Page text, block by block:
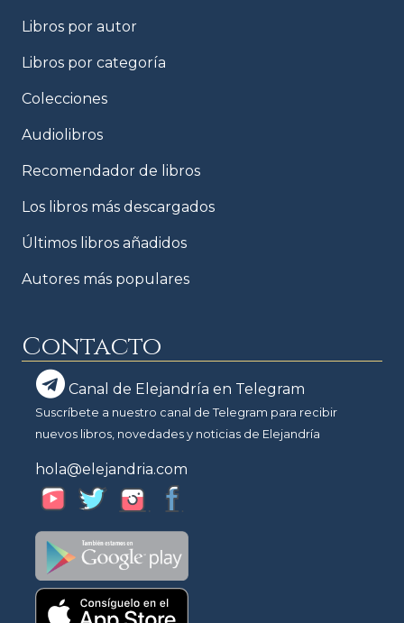
Libros por autor
Libros por categoría
Colecciones
Audiolibros
Recomendador de libros
Los libros más descargados
Últimos libros añadidos
Autores más populares
Contacto
Canal de Elejandría en Telegram
Suscríbete a nuestro canal de Telegram para recibir
nuevos libros, novedades y noticias de Elejandría
hola@elejandria.com